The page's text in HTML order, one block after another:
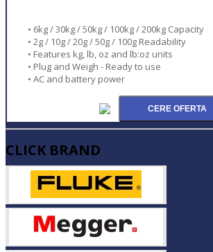
• 6kg / 30kg / 50kg / 100kg / 200kg Capacity
• 2g / 10g / 20g / 50g / 100g Readability
• Features kg, lb, oz and lb:oz units
• Plug and Weigh - Ready to use
• AC and battery power
CLICK BRAND